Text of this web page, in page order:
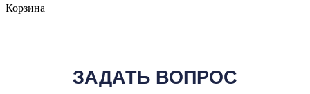
Корзина
ЗАДАТЬ ВОПРОС